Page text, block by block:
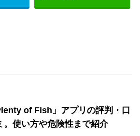
of Fish」アプリの評判・口
。使い方や危険性まで紹介